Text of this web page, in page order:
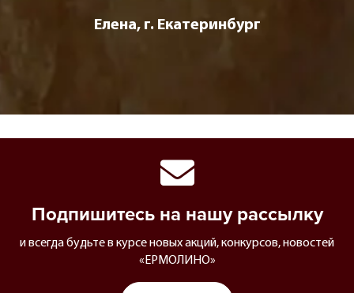
Елена, г. Екатеринбург
Подпишитесь на нашу рассылку
и всегда будьте в курсе новых акций, конкурсов, новостей
«ЕРМОЛИНО»